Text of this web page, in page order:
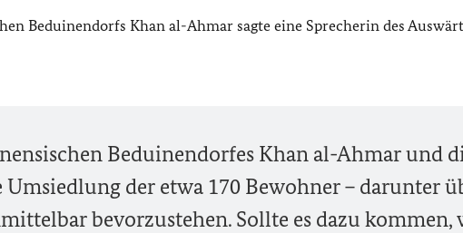
Beduinendorfs Khan al-Ahmar sagte eine Sprecherin des
Beduinendorfes Khan al-Ahmar und
der etwa 170 Bewohner – darunter
bevorzustehen. Sollte es dazu kommen,